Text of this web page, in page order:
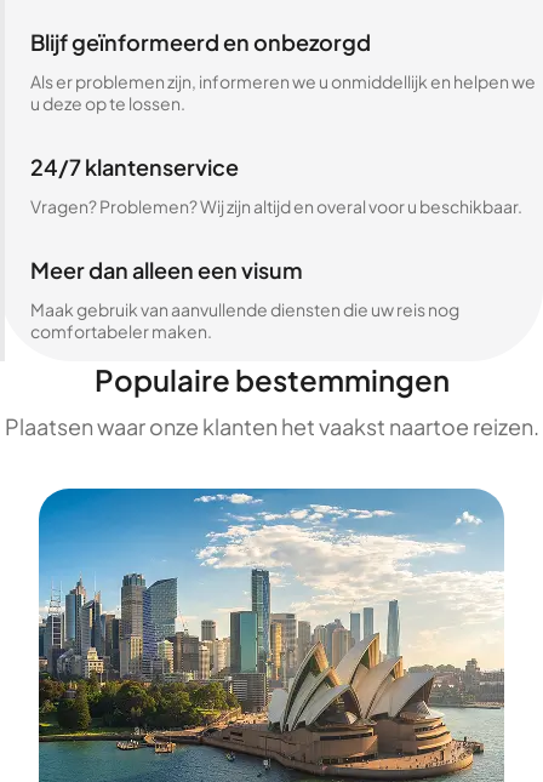
Blijf geïnformeerd en onbezorgd
Als er problemen zijn, informeren we u onmiddellijk en helpen we
u deze op te lossen.
24/7 klantenservice
Vragen? Problemen? Wij zijn altijd en overal voor u beschikbaar.
Meer dan alleen een visum
Maak gebruik van aanvullende diensten die uw reis nog
comfortabeler maken.
Populaire bestemmingen
Plaatsen waar onze klanten het vaakst naartoe reizen.